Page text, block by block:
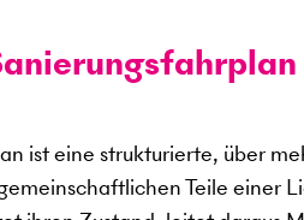
ist eine strukturierte, über
Teile einer